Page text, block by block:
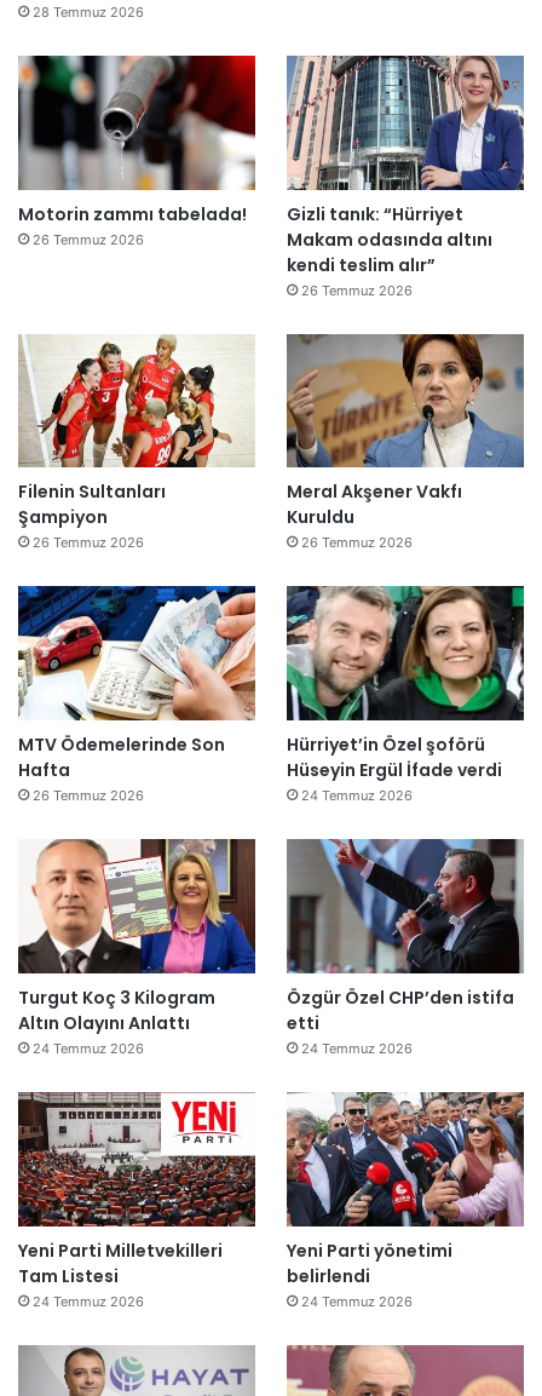
e 28 Temmuz 2026
Motorin zammı tabelada!
26 Temmuz 2026
Gizli tanık: “Hürriyet
Makam odasında altını
kendi teslim alır”
26 Temmuz 2026
Filenin Sultanları
Şampiyon
26 Temmuz 2026
Meral Akşener Vakfı
Kuruldu
26 Temmuz 2026
MTV Ödemelerinde Son
Hafta
26 Temmuz 2026
Hürriyet’in Özel şoförü
Hüseyin Ergül İfade verdi
24 Temmuz 2026
Turgut Koç 3 Kilogram
Altın Olayını Anlattı
24 Temmuz 2026
Özgür Özel CHP’den istifa
etti
24 Temmuz 2026
Yeni Parti Milletvekilleri
Tam Listesi
24 Temmuz 2026
Yeni Parti yönetimi
belirlendi
24 Temmuz 2026